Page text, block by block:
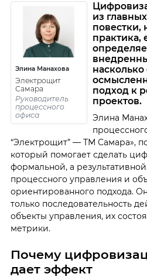
Элина Манахова
Электрощит
Самара
Руководитель
процессного
офиса
из
повестки,
практика,
подход к
проектов.
Элина
“Электрощит” — ТМ Самара»,
который помогает сделать
формальной, а
процессного управления и
ориентированного подхода.
только последовательность
объекты управления, их
метрики.
Почему
дает эффект